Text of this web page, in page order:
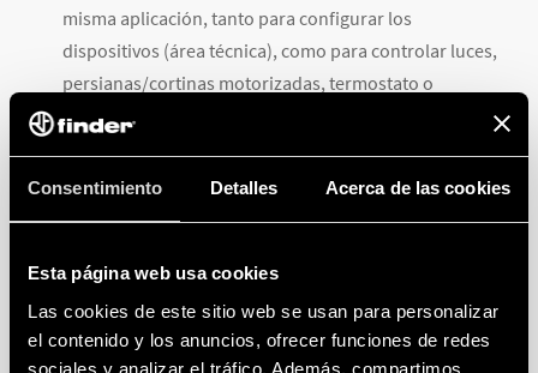
Consentimiento Detalles Acerca de las cookies
Esta página web usa cookies
Las cookies de este sitio web se usan para personalizar
el contenido y los anuncios, ofrecer funciones de redes
sociales y analizar el tráfico. Además, compartimos
misma aplicación, tanto para configurar los
dispositivos (área técnica), como para controlar luces,
persianas/cortinas motorizadas, termostato o
cerraduras eléctricas, tanto con acceso total como
MÁS FLEXIBILIDAD Y MAYOR
SEGURIDAD CON
COMPARTIMIENTOS
ILIMITADOS, INCLUSO POR